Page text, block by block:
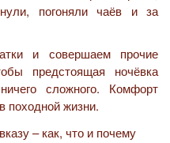
погоняли чаёв и за
и совершаем прочие
предстоящая ночёвка
сложного. Комфорт
походной жизни.